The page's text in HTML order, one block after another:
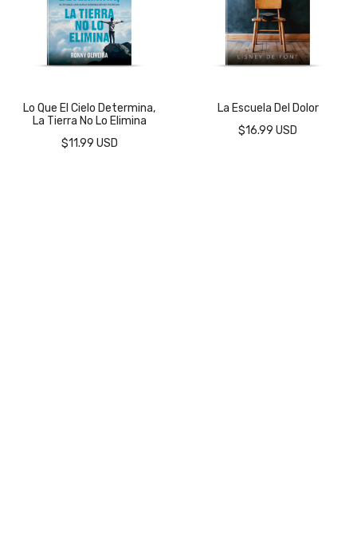
Lo Que El Cielo Determina,
La Tierra No Lo Elimina
$11.99 USD
La Escuela Del Dolor
$16.99 USD